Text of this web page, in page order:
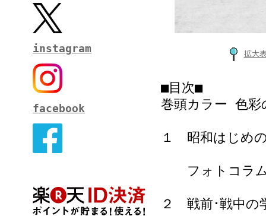
instagram
facebook
拡大
■目次■
巻頭カラー 色彩
１ 昭和はじめ
フォトコラム
２ 戦前･戦中の